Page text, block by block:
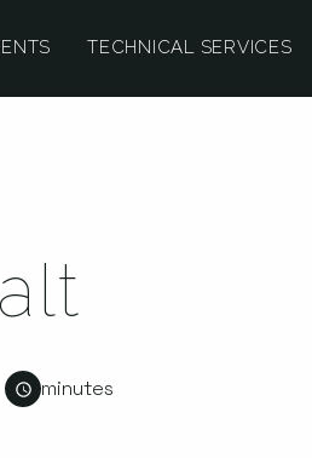
TECHNICAL SERVICES
minutes